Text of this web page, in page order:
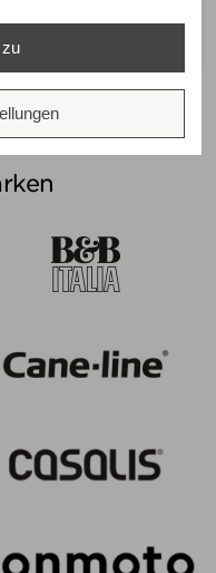
VARIANTEN ZEIGEN